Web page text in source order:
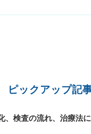
ピックアップ記
、検査の流れ、治療法